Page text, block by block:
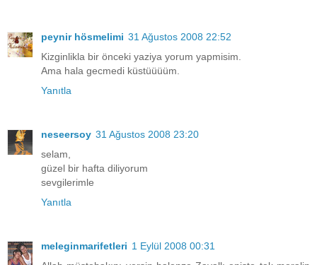
peynir hösmelimi 31 Ağustos 2008 22:52
Kizginlikla bir önceki yaziya yorum yapmisim.
Ama hala gecmedi küstüüüüm.
Yanıtla
neseersoy 31 Ağustos 2008 23:20
selam,
güzel bir hafta diliyorum
sevgilerimle
Yanıtla
meleginmarifetleri 1 Eylül 2008 00:31